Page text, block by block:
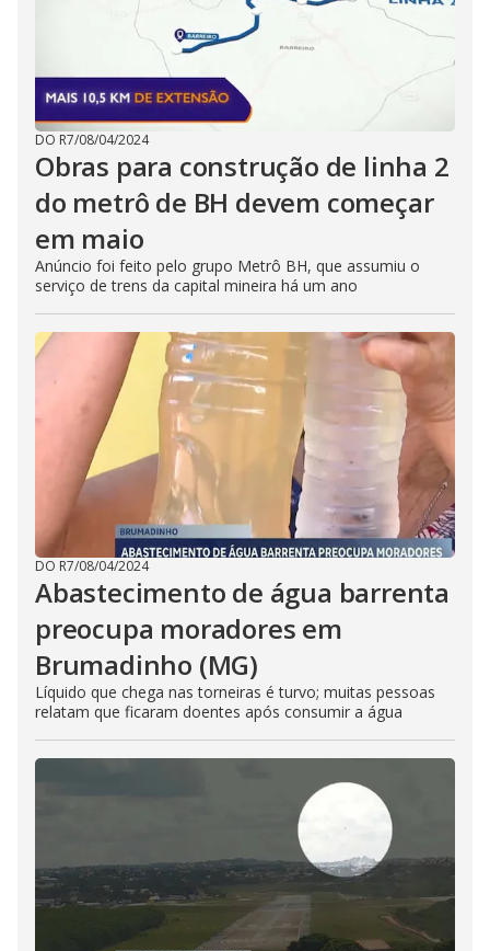
DO R7/08/04/2024
Obras para construção de linha 2
do metrô de BH devem começar
em maio
Anúncio foi feito pelo grupo Metrô BH, que assumiu o
serviço de trens da capital mineira há um ano
DO R7/08/04/2024
Abastecimento de água barrenta
preocupa moradores em
Brumadinho (MG)
Líquido que chega nas torneiras é turvo; muitas pessoas
relatam que ficaram doentes após consumir a água